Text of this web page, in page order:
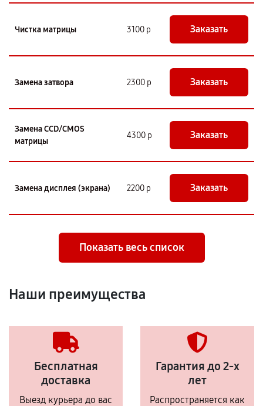
Чистка матрицы 3100 р Заказать
Замена затвора 2300 р Заказать
Замена CCD/CMOS
матрицы
4300 р Заказать
Замена дисплея (экрана) 2200 р Заказать
Показать весь список
Наши преимущества
Бесплатная
доставка
Выезд курьера до вас
Гарантия до 2-х
лет
Распространяется как